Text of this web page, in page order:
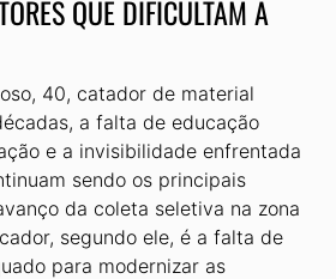
QUE DIFICULTAM A
40, catador de ma­terial
a falta de edu­cação
e a invisibilidade enfrentada
sendo os principais
da coleta se­letiva na zona
segundo ele, é a falta de
para mo­dernizar as